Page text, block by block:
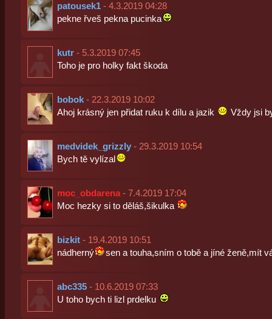
patousek1- 4.3.2019 04:28
pekne řveš pekna pucinka
kutr- 5.3.2019 07:45
Toho je pro holky fakt škoda
bobok- 22.3.2019 10:02
Ahoj krásný jen přidat ruku k dílu a jazik
Vždy jsi
medvidek_grizzly- 29.3.2019 10:54
Bych tě vylízal
moc_obdarena- 7.4.2019 17:04
Moc hezky si to děláš,šikulka
bizkit- 19.4.2019 10:51
nádherný
sen a touha,sním o tobě a jíné ženě,mít
abc335- 10.6.2019 07:33
U toho bych ti lizl prdelku